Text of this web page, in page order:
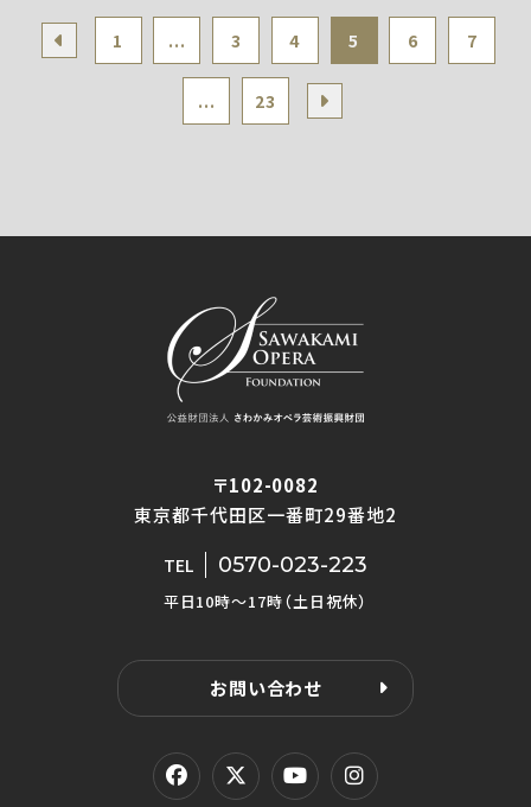
1 ... 3 4 5 6 7
... 23
〒102-0082
東京都千代田区一番町29番地2
TEL 0570-023-223
平日10時〜17時（土日祝休）
お問い合わせ